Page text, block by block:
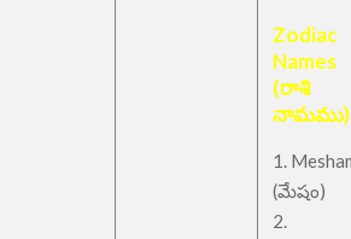
Zodiac
Names
(రాశి
నామము)
1.
(మేషం)
2.